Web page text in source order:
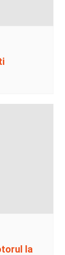
la